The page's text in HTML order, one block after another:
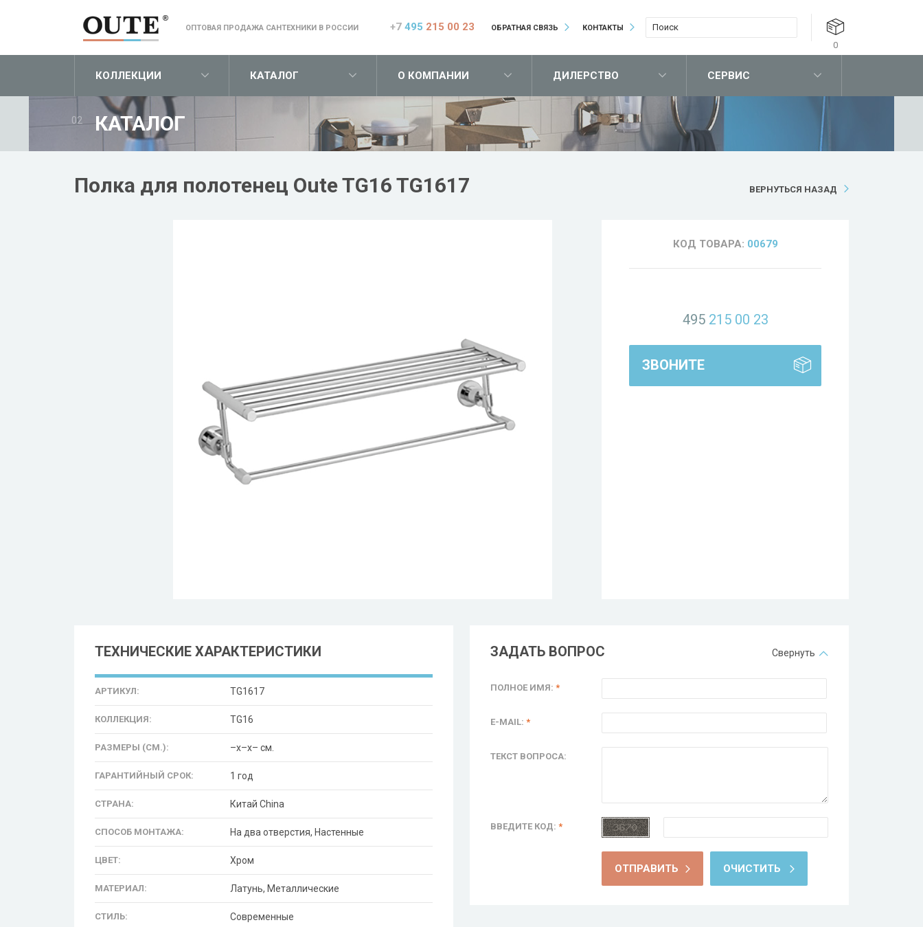
ОПТОВАЯ ПРОДАЖА САНТЕХНИКИ В РОССИИ +7 495 215 00 23 ОБРАТНАЯ СВЯЗЬ КОНТАКТЫ
0
КОЛЛЕКЦИИ КАТАЛОГ О КОМПАНИИ ДИЛЕРСТВО СЕРВИС
02 КАТАЛОГ
ВЕРНУТЬСЯ НАЗАД
Полка для полотенец Oute TG16 TG1617
КОД ТОВАРА: 00679
495215 00 23
ЗВОНИТЕ
ТЕХНИЧЕСКИЕ ХАРАКТЕРИСТИКИ
АРТИКУЛ: TG1617
КОЛЛЕКЦИЯ: TG16
РАЗМЕРЫ (СМ.): –x–x– см.
ГАРАНТИЙНЫЙ СРОК: 1 год
СТРАНА: Китай China
СПОСОБ МОНТАЖА: На два отверстия, Настенные
ЦВЕТ: Хром
МАТЕРИАЛ: Латунь, Металлические
СТИЛЬ: Современные
ЗАДАТЬ ВОПРОС Свернуть
ПОЛНОЕ ИМЯ: *
E-MAIL: *
ТЕКСТ ВОПРОСА:
ВВЕДИТЕ КОД: *
ОТПРАВИТЬ ОЧИСТИТЬ